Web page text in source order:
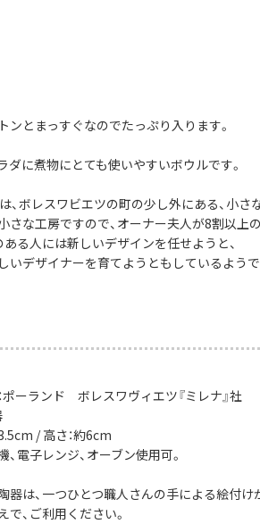
ンとまっすぐなのでたっぷり入ります。
ダに煮物にとても使いやすいボウルです。
は、ボレスワビエツの町の少し外にある、小さ
さな工房ですので、オーナー夫人が8割以上
ある人には新しいデザインを任せようと、
いデザイナーを育てようともしているようで
ーランド ボレスワヴィエツ『ミレナ』社
/ 高さ：約6cm
電子レンジ、オーブン使用可。
器は、一つひとつ職人さんの手による絵付
で、ご利用ください。